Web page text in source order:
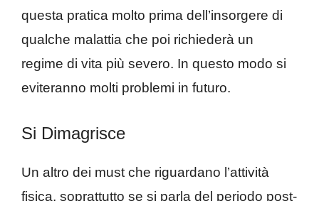
questa pratica molto prima dell’insorgere di
qualche malattia che poi richiederà un
regime di vita più severo. In questo modo si
eviteranno molti problemi in futuro.
Si Dimagrisce
Un altro dei must che riguardano l’attività
fisica, soprattutto se si parla del periodo post-